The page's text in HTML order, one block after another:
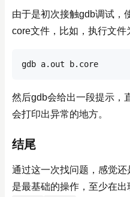
由于是初次接触gdb调试，
core文件，比如，执行文
gdb a.out b.core
然后gdb会给出一段提示，
会打印出异常的地方。
结尾
通过这一次找问题，感觉
是最基础的操作，至少在出